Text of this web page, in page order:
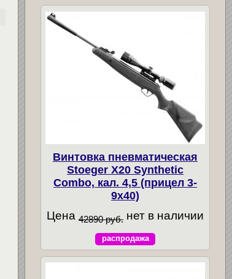
Винтовка пневматическая
Stoeger X20 Synthetic
Combo, кал. 4,5 (прицел 3-
9х40)
Цена 42890 руб. нет в наличии
распродажа